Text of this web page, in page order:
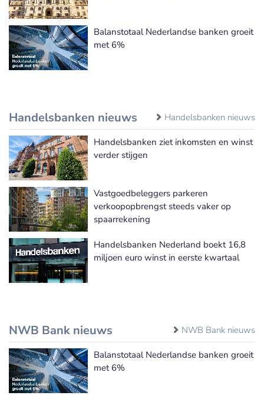
Balanstotaal Nederlandse banken groeit
met 6%
Handelsbanken nieuws Handelsbanken nieuws
Handelsbanken ziet inkomsten en winst
verder stijgen
Vastgoedbeleggers parkeren
verkoopopbrengst steeds vaker op
spaarrekening
Handelsbanken Nederland boekt 16,8
miljoen euro winst in eerste kwartaal
NWB Bank nieuws NWB Bank nieuws
Balanstotaal Nederlandse banken groeit
met 6%